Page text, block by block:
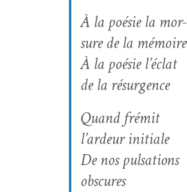
À la poésie la mor­
sure de la mémoire
À la poésie l’éclat
de la résurgence
Quand frémit
l’ardeur initiale
De nos pul­sa­tions
obscures